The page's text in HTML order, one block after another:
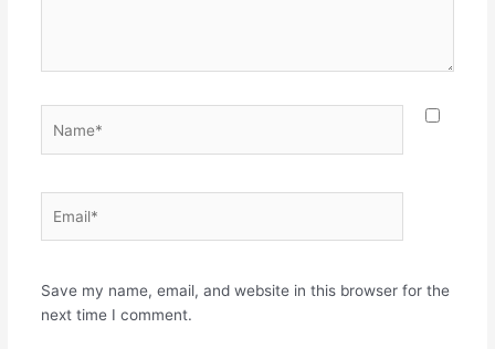
Save my name, email, and website in this browser for the
next time I comment.